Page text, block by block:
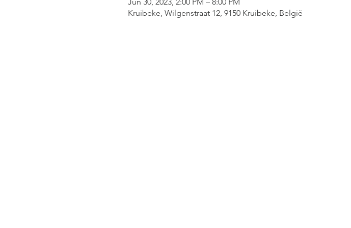
Kruibeke, Wilgenstraat 12, 9150 Kruibeke, België